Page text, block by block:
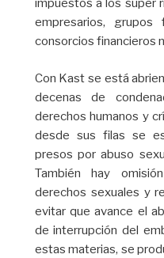
impuestos a los súper
empresarios, grupos
consorcios financieros
Con Kast se está
decenas de
derechos humanos y
desde sus filas se
presos por abuso
También hay
derechos sexuales y
evitar que avance el
de interrupción del
estas materias, se